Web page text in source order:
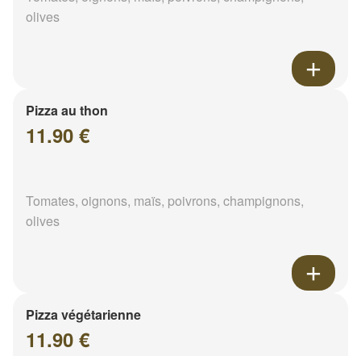
olives
Pizza au thon
11.90 €
Tomates, oignons, maïs, poivrons, champignons,
olives
Pizza végétarienne
11.90 €